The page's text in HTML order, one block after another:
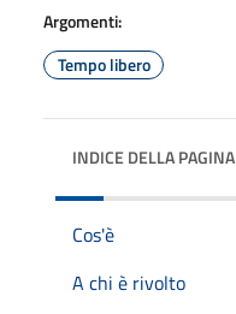
Argomenti:
Tempo libero
INDICE DELLA PAGINA
Cos'è
A chi è rivolto